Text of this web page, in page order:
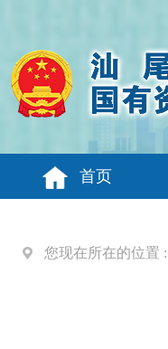
首页
您现在所在的位置 :